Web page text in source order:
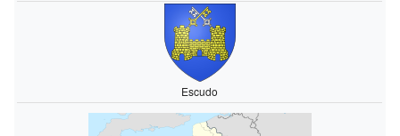
Escudo